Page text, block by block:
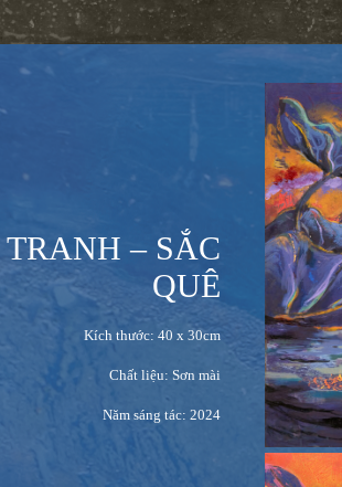
TRANH – SẮC
QUÊ
Kích thước: 40 x 30cm‎
Chất liệu: Sơn mài
Năm sáng tác: 2024